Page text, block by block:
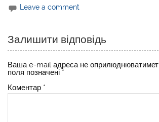
Leave a comment
Залишити відповідь
Ваша e-mail адреса не
поля позначені *
Коментар *